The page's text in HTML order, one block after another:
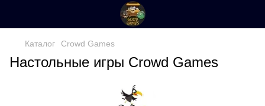
Каталог Crowd Games
Настольные игры Crowd Games